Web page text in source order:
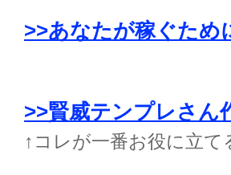
>>あなたが稼ぐため
>>賢威テンプレさん
↑コレが一番お役に立て